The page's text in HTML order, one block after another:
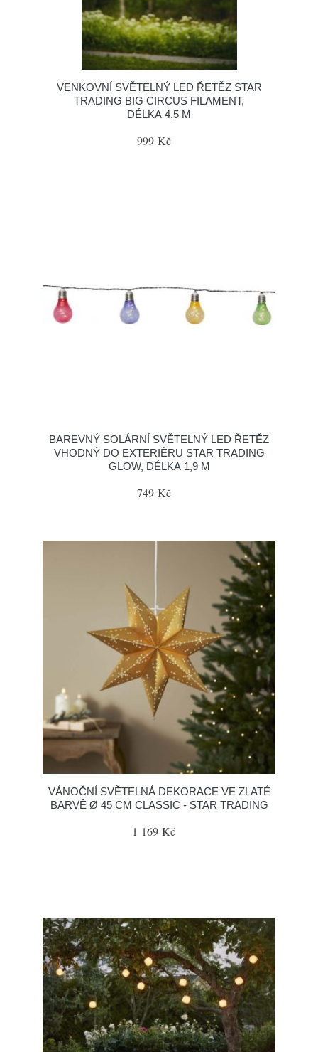
VENKOVNÍ SVĚTELNÝ LED ŘETĚZ STAR
TRADING BIG CIRCUS FILAMENT,
DÉLKA 4,5 M
999 Kč
BAREVNÝ SOLÁRNÍ SVĚTELNÝ LED ŘETĚZ
VHODNÝ DO EXTERIÉRU STAR TRADING
GLOW, DÉLKA 1,9 M
749 Kč
VÁNOČNÍ SVĚTELNÁ DEKORACE VE ZLATÉ
BARVĚ Ø 45 CM CLASSIC - STAR TRADING
1 169 Kč